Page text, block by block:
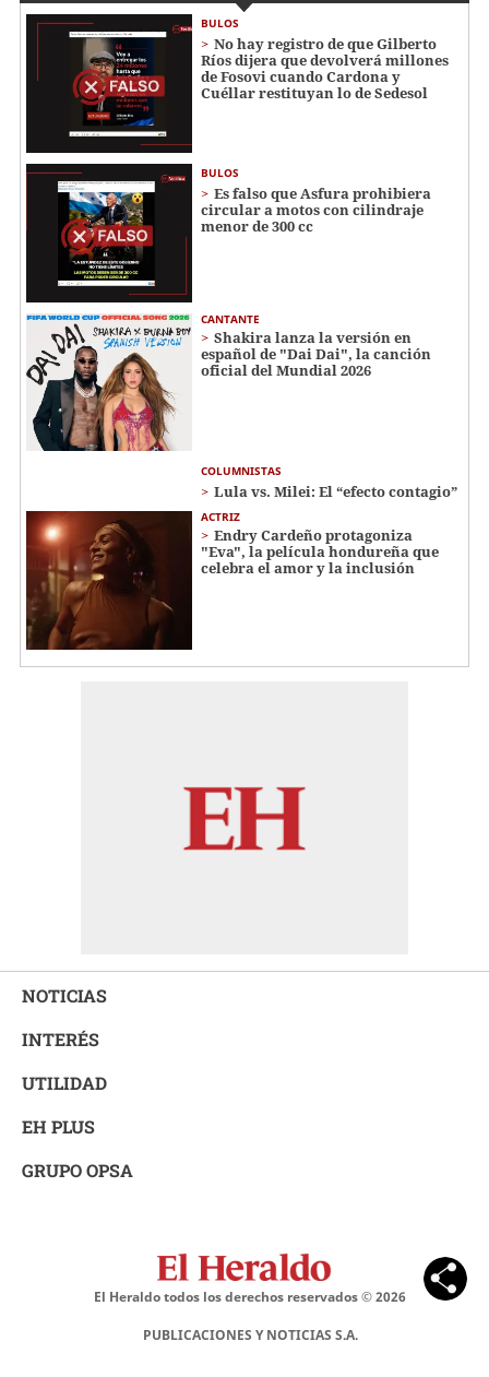
BULOS
No hay registro de que Gilberto
Ríos dijera que devolverá millones
de Fosovi cuando Cardona y
Cuéllar restituyan lo de Sedesol
BULOS
Es falso que Asfura prohibiera
circular a motos con cilindraje
menor de 300 cc
CANTANTE
Shakira lanza la versión en
español de "Dai Dai", la canción
oficial del Mundial 2026
COLUMNISTAS
Lula vs. Milei: El “efecto contagio”
ACTRIZ
Endry Cardeño protagoniza
"Eva", la película hondureña que
celebra el amor y la inclusión
NOTICIAS
INTERÉS
UTILIDAD
EH PLUS
GRUPO OPSA
El Heraldo todos los derechos reservados ©2026
PUBLICACIONES Y NOTICIAS S.A.